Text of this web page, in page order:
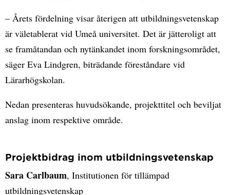
– Årets fördelning visar återigen att utbildningsvetenskap
är väletablerat vid Umeå universitet. Det är jätteroligt att
se framåtandan och nytänkandet inom forskningsområdet,
säger Eva Lindgren, biträdande föreståndare vid
Lärarhögskolan.
Nedan presenteras huvudsökande, projekttitel och beviljat
anslag inom respektive område.
Projektbidrag inom utbildningsvetenskap
Sara Carlbaum, Institutionen för tillämpad
utbildningsvetenskap